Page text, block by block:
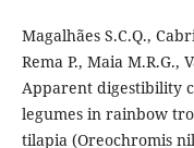
Magalhães S.C.Q.,
Rema P., Maia M.R.G.,
Apparent digestibility
legumes in rainbow
tilapia (Oreochromis